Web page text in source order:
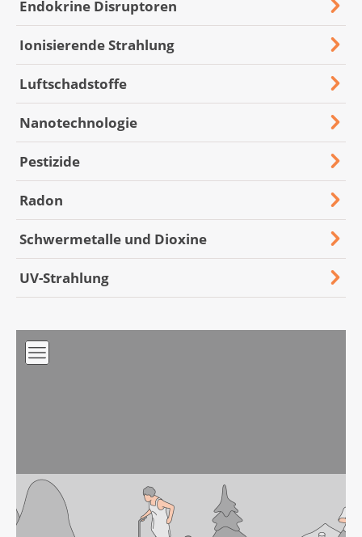
vermeidbaren Umwelteinflüssen verursacht.
So erkranken in der Schweiz pro Jahr etwa
350 Menschen an Lungenkrebs aufgrund der
Feinstaubbelastung. Feinstaub gehört zu den
Luftschadstoffen.
Mehr zu Asbest
Mehr zu Lungenkrebs
Mehr erfahren zu Feinstaub
Umwelteinflüsse verstärken oder
schwächen sich gegenseitig.
Einflüsse wie Alter oder persönlicher
Lebensstil wie Bewegung, Ernährung,
Wirkung der Umwelteinflüsse.
Die eindeutige Ursache für Krebs ist oft
nicht nachweisbar.
schützen können.
Endokrine Disruptoren
Ionisierende Strahlung
Luftschadstoffe
Nanotechnologie
Pestizide
Radon
Schwermetalle und Dioxine
UV-Strahlung